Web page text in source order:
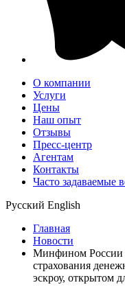
О компании
Услуги
Цены
Наш опыт
Отзывы
Пресс-центр
Агентам
Контакты
Часто задаваемые
Русский English
Главная
Новости
Минфином России
страхования
эскроу, открытом